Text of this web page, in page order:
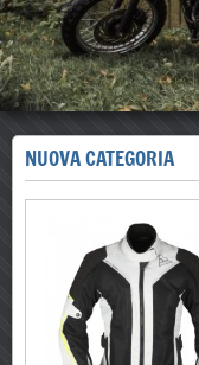
NUOVA CATEGORIA